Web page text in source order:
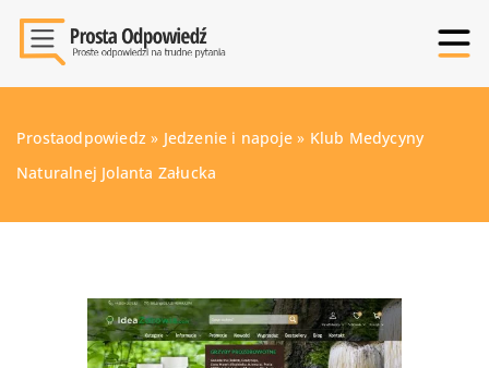
Prostaodpowiedz » Jedzenie i napoje » Klub Medycyny
Naturalnej Jolanta Załucka